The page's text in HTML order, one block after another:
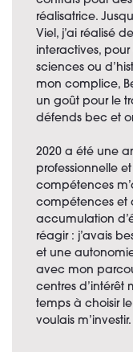
réalisatrice.
Viel, j’ai réalisé
interactives, pour
sciences ou
mon complice,
un goût pour le
défends bec et
2020 a été une
professionnelle
compétences
compétences et
accumulation
réagir : j’avais
et une
avec mon
centres d’intérêt
temps à choisir
voulais m’investir.